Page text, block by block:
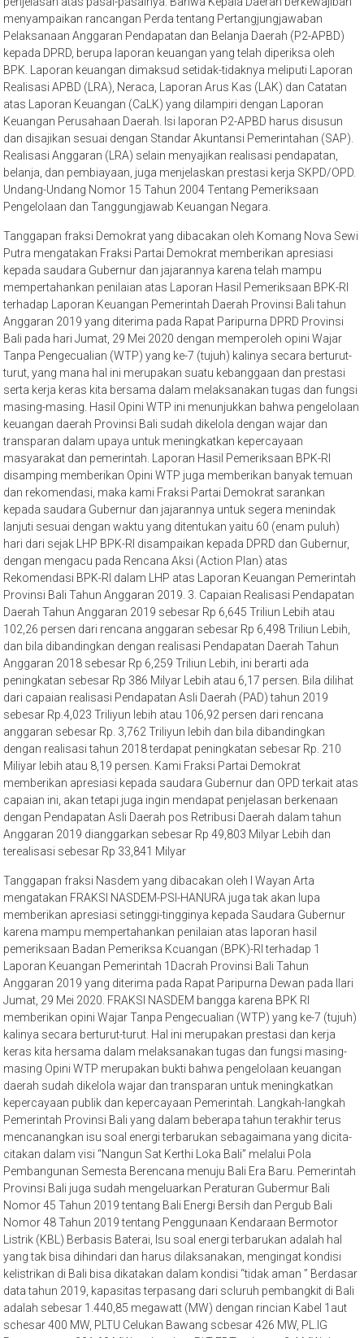
menyampaikan rancangan Perda tentang Pertangjungjawaban
Pelaksanaan Anggaran Pendapatan dan Belanja Daerah (P2-APBD)
kepada DPRD, berupa laporan keuangan yang telah diperiksa oleh
BPK. Laporan keuangan dimaksud setidak-tidaknya meliputi Laporan
Realisasi APBD (LRA), Neraca, Laporan Arus Kas (LAK) dan Catatan
atas Laporan Keuangan (CaLK) yang dilampiri dengan Laporan
Keuangan Perusahaan Daerah. Isi laporan P2-APBD harus disusun
dan disajikan sesuai dengan Standar Akuntansi Pemerintahan (SAP).
Realisasi Anggaran (LRA) selain menyajikan realisasi pendapatan,
belanja, dan pembiayaan, juga menjelaskan prestasi kerja SKPD/OPD.
Undang-Undang Nomor 15 Tahun 2004 Tentang Pemeriksaan
Pengelolaan dan Tanggungjawab Keuangan Negara.
Tanggapan fraksi Demokrat yang dibacakan oleh Komang Nova Sewi
Putra mengatakan Fraksi Partai Demokrat memberikan apresiasi
kepada saudara Gubernur dan jajarannya karena telah mampu
mempertahankan penilaian atas Laporan Hasil Pemeriksaan BPK-RI
terhadap Laporan Keuangan Pemerintah Daerah Provinsi Bali tahun
Anggaran 2019 yang diterima pada Rapat Paripurna DPRD Provinsi
Bali pada hari Jumat, 29 Mei 2020 dengan memperoleh opini Wajar
Tanpa Pengecualian (WTP) yang ke-7 (tujuh) kalinya secara berturut-
turut, yang mana hal ini merupakan suatu kebanggaan dan prestasi
serta kerja keras kita bersama dalam melaksanakan tugas dan fungsi
masing-masing. Hasil Opini WTP ini menunjukkan bahwa pengelolaan
keuangan daerah Provinsi Bali sudah dikelola dengan wajar dan
transparan dalam upaya untuk meningkatkan kepercayaan
masyarakat dan pemerintah. Laporan Hasil Pemeriksaan BPK-RI
disamping memberikan Opini WTP juga memberikan banyak temuan
dan rekomendasi, maka kami Fraksi Partai Demokrat sarankan
kepada saudara Gubernur dan jajarannya untuk segera menindak
lanjuti sesuai dengan waktu yang ditentukan yaitu 60 (enam puluh)
hari dari sejak LHP BPK-RI disampaikan kepada DPRD dan Gubernur,
dengan mengacu pada Rencana Aksi (Action Plan) atas
Rekomendasi BPK-RI dalam LHP atas Laporan Keuangan Pemerintah
Provinsi Bali Tahun Anggaran 2019. 3. Capaian Realisasi Pendapatan
Daerah Tahun Anggaran 2019 sebesar Rp 6,645 Triliun Lebih atau
102,26 persen dari rencana anggaran sebesar Rp 6,498 Triliun Lebih,
dan bila dibandingkan dengan realisasi Pendapatan Daerah Tahun
Anggaran 2018 sebesar Rp 6,259 Triliun Lebih, ini berarti ada
peningkatan sebesar Rp 386 Milyar Lebih atau 6,17 persen. Bila dilihat
dari capaian realisasi Pendapatan Asli Daerah (PAD) tahun 2019
sebesar Rp.4,023 Triliyun lebih atau 106,92 persen dari rencana
anggaran sebesar Rp. 3,762 Triliyun lebih dan bila dibandingkan
dengan realisasi tahun 2018 terdapat peningkatan sebesar Rp. 210
Miliyar lebih atau 8,19 persen. Kami Fraksi Partai Demokrat
memberikan apresiasi kepada saudara Gubernur dan OPD terkait atas
capaian ini, akan tetapi juga ingin mendapat penjelasan berkenaan
dengan Pendapatan Asli Daerah pos Retribusi Daerah dalam tahun
Anggaran 2019 dianggarkan sebesar Rp 49,803 Milyar Lebih dan
terealisasi sebesar Rp 33,841 Milyar
Tanggapan fraksi Nasdem yang dibacakan oleh I Wayan Arta
mengatakan FRAKSI NASDEM-PSI-HANURA juga tak akan lupa
memberikan apresiasi setinggi-tingginya kepada Saudara Gubernur
karena mampu mempertahankan penilaian atas laporan hasil
pemeriksaan Badan Pemeriksa Kcuangan (BPK)-RI terhadap 1
Laporan Keuangan Pemerintah 1Dacrah Provinsi Bali Tahun
Anggaran 2019 yang diterima pada Rapat Paripurna Dewan pada Ilari
Jumat, 29 Mei 2020. FRAKSI NASDEM bangga karena BPK RI
memberikan opini Wajar Tanpa Pengecualian (WTP) yang ke-7 (tujuh)
kalinya secara berturut-turut. Hal ini merupakan prestasi dan kerja
keras kita hersama dalam melaksanakan tugas dan fungsi masing-
masing Opini WTP merupakan bukti bahwa pengelolaan keuangan
daerah sudah dikelola wajar dan transparan untuk meningkatkan
kepercayaan publik dan kepercayaan Pemerintah. Langkah-langkah
Pemerintah Provinsi Bali yang dalam beberapa tahun terakhir terus
mencanangkan isu soal energi terbarukan sebagaimana yang dicita-
citakan dalam visi “Nangun Sat Kerthi Loka Bali” melalui Pola
Pembangunan Semesta Berencana menuju Bali Era Baru. Pemerintah
Provinsi Bali juga sudah mengeluarkan Peraturan Gubermur Bali
Nomor 45 Tahun 2019 tentang Bali Energi Bersih dan Pergub Bali
Nomor 48 Tahun 2019 tentang Penggunaan Kendaraan Bermotor
Listrik (KBL) Berbasis Baterai, Isu soal energi terbarukan adalah hal
yang tak bisa dihindari dan harus dilaksanakan, mengingat kondisi
kelistrikan di Bali bisa dikatakan dalam kondisi “tidak aman ” Berdasar
data tahun 2019, kapasitas terpasang dari scluruh pembangkit di Bali
adalah sebesar 1.440,85 megawatt (MW) dengan rincian Kabel 1aut
schesar 400 MW, PLTU Celukan Bawang scbesar 426 MW, PL.IG